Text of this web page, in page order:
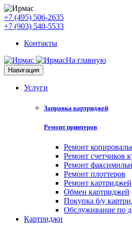
+7 (495) 506-2635
+7 (903) 540-5533
Контакты
На главную
Навигация
Услуги
Заправка картриджей
Ремонт принтеров
Ремонт
Ремонт счетчиков
Ремонт
Ремонт плоттеров
Ремонт картриджей
Обмен картриджей
Покупка б/у
Обслуживание по
Картриджи